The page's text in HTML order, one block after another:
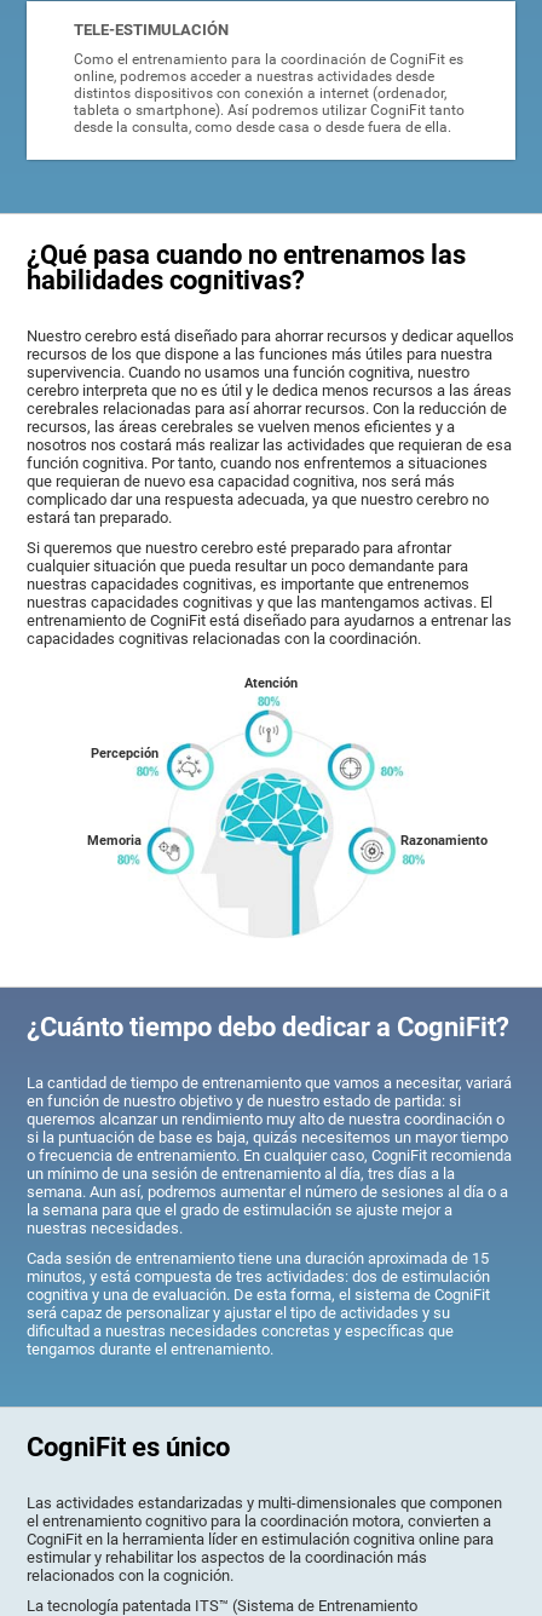
TELE-ESTIMULACIÓN
Como el entrenamiento para la coordinación de CogniFit es
online, podremos acceder a nuestras actividades desde
distintos dispositivos con conexión a internet (ordenador,
tableta o smartphone). Así podremos utilizar CogniFit tanto
desde la consulta, como desde casa o desde fuera de ella.
¿Qué pasa cuando no entrenamos las
habilidades cognitivas?
Nuestro cerebro está diseñado para ahorrar recursos y dedicar aquellos
recursos de los que dispone a las funciones más útiles para nuestra
supervivencia. Cuando no usamos una función cognitiva, nuestro
cerebro interpreta que no es útil y le dedica menos recursos a las áreas
cerebrales relacionadas para así ahorrar recursos. Con la reducción de
recursos, las áreas cerebrales se vuelven menos eficientes y a
nosotros nos costará más realizar las actividades que requieran de esa
función cognitiva. Por tanto, cuando nos enfrentemos a situaciones
que requieran de nuevo esa capacidad cognitiva, nos será más
complicado dar una respuesta adecuada, ya que nuestro cerebro no
estará tan preparado.
Si queremos que nuestro cerebro esté preparado para afrontar
cualquier situación que pueda resultar un poco demandante para
nuestras capacidades cognitivas, es importante que entrenemos
nuestras capacidades cognitivas y que las mantengamos activas. El
entrenamiento de CogniFit está diseñado para ayudarnos a entrenar las
capacidades cognitivas relacionadas con la coordinación.
Memoria
Percepción
Atención
Razonamiento
¿Cuánto tiempo debo dedicar a CogniFit?
La cantidad de tiempo de entrenamiento que vamos a necesitar, variará
en función de nuestro objetivo y de nuestro estado de partida: si
queremos alcanzar un rendimiento muy alto de nuestra coordinación o
si la puntuación de base es baja, quizás necesitemos un mayor tiempo
o frecuencia de entrenamiento. En cualquier caso, CogniFit recomienda
un mínimo de una sesión de entrenamiento al día, tres días a la
semana. Aun así, podremos aumentar el número de sesiones al día o a
la semana para que el grado de estimulación se ajuste mejor a
nuestras necesidades.
Cada sesión de entrenamiento tiene una duración aproximada de 15
minutos, y está compuesta de tres actividades: dos de estimulación
cognitiva y una de evaluación. De esta forma, el sistema de CogniFit
será capaz de personalizar y ajustar el tipo de actividades y su
dificultad a nuestras necesidades concretas y específicas que
tengamos durante el entrenamiento.
CogniFit es único
Las actividades estandarizadas y multi-dimensionales que componen
el entrenamiento cognitivo para la coordinación motora, convierten a
CogniFit en la herramienta líder en estimulación cognitiva online para
estimular y rehabilitar los aspectos de la coordinación más
relacionados con la cognición.
La tecnología patentada ITS™ (Sistema de Entrenamiento